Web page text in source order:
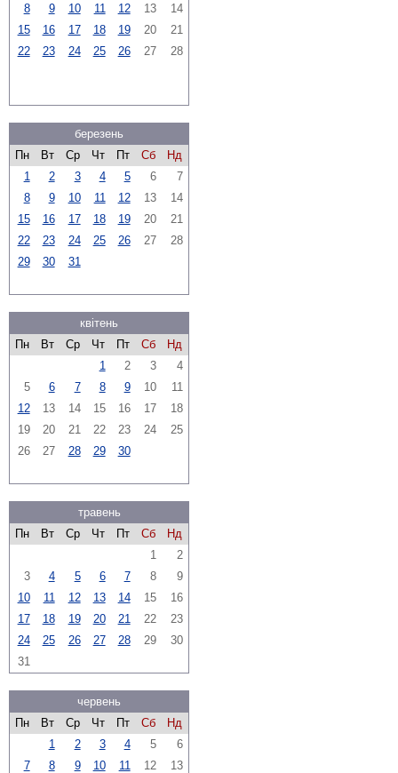
8
9 10 11 12 13
14
15
16 17 18 19 20
21
22
23 24 25 26 27 28
березень
Пн
Вт Ср Чт Пт Сб
Нд
1
2 3 4 5 6
7
8
9 10 11 12 13
14
15
16 17 18 19 20
21
22
23 24 25 26 27
28
29
30 31
квітень
Пн
Вт Ср Чт Пт Сб
Нд
1
2 3
4
5
6 7 8 9 10
11
12
13 14 15 16 17
18
19
20 21 22 23 24
25
26
27 28 29 30
травень
Пн
Вт Ср Чт Пт Сб
Нд
1
2
3
4 5 6 7 8
9
10
11 12 13 14 15
16
17
18 19 20 21 22
23
24
25 26 27 28 29
30
31
червень
Пн
Вт Ср Чт Пт Сб
Нд
1
2 3 4 5
6
7
8 9 10 11 12
13